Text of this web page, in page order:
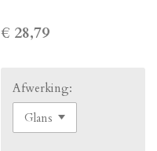
€ 28,79
Afwerking: